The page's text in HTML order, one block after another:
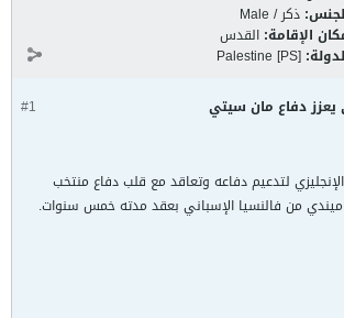
ذكر / Male
الإقامة: القدس
Palestine [PS]
#1 يعزز دفاع مان سيتي
لتدعيم دفاعه وتعاقد مع قلب دفاع منتخب
من فالنسيا الإسباني بعقد مدته خمس سنوات.